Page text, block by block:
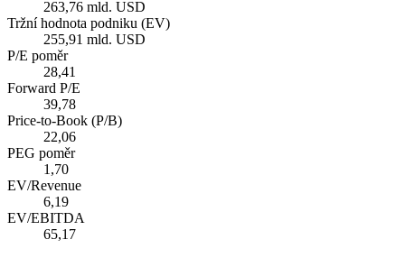
263,76 mld. USD
Tržní hodnota podniku (EV)
255,91 mld. USD
P/E poměr
28,41
Forward P/E
39,78
Price-to-Book (P/B)
22,06
PEG poměr
1,70
EV/Revenue
6,19
EV/EBITDA
65,17